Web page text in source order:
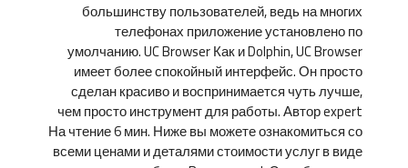
большинству пользователей, ведь на многих
телефонах приложение установлено по
умолчанию. UC Browser Как и Dolphin, UC Browser
имеет более спокойный интерфейс. Он просто
сделан красиво и воспринимается чуть лучше,
чем просто инструмент для работы. Автор expert
На чтение 6 мин. Ниже вы можете ознакомиться со
всеми ценами и деталями стоимости услуг в виде